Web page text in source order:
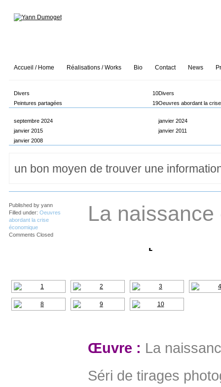
Accueil / Home Réalisations / Works Bio Contact News
Divers 10Divers
Peintures partagées
19Oeuvres abordant la
septembre 2024
janvier 2024
janvier 2015
janvier 2011
janvier 2008
Published byyann
Filled under: Oeuvres
abordant la crise
économique
Comments Closed
La
Œuvre : La
Séri de tirages